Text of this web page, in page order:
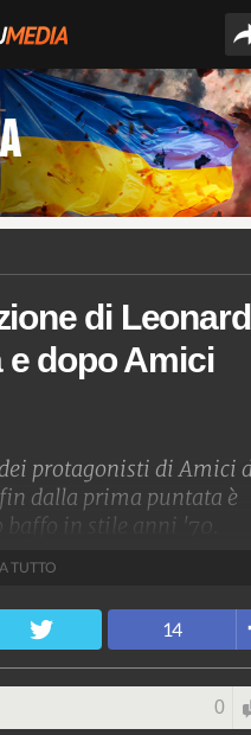
di
dopo Amici
protagonisti di Amici
dalla prima puntata è
baffo in stile anni '70.
TUTTO
14
0